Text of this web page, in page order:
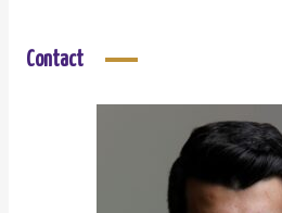
Contact